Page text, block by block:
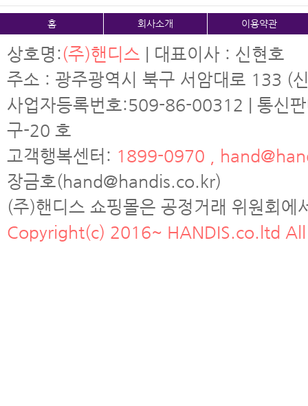
홈 회사소개 이용약관
상호명:(주)핸디스 | 대표이사 : 신현호
주소 : 광주광역시 북구 서암대로 133 (
사업자등록번호:509-86-00312 | 통신
구-20 호
고객행복센터: 1899-0970 ,
장금호(hand@handis.co.kr)
(주)핸디스 쇼핑몰은 공정거래 위원회
Copyright(c) 2016~ HANDIS.co.ltd